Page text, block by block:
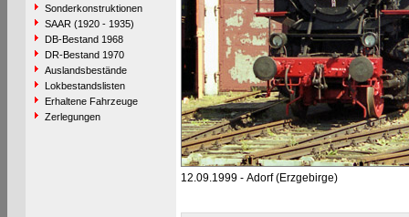
Sonderkonstruktionen
SAAR (1920 - 1935)
DB-Bestand 1968
DR-Bestand 1970
Auslandsbestände
Lokbestandslisten
Erhaltene Fahrzeuge
Zerlegungen
12.09.1999 - Adorf (Erzgebirge)